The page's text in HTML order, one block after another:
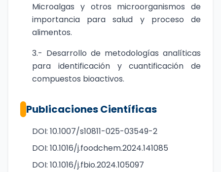
Microalgas y otros microorganismos de
importancia para salud y proceso de
alimentos.
3.- Desarrollo de metodologías analíticas
para identificación y cuantificación de
compuestos bioactivos.
Publicaciones Científicas
DOI: 10.1007/s10811-025-03549-2
DOI: 10.1016/j.foodchem.2024.141085
DOI: 10.1016/j.fbio.2024.105097